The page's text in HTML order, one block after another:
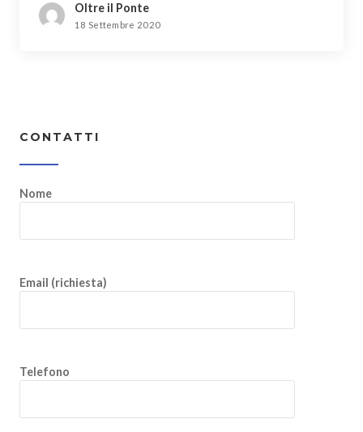
Oltre il Ponte
18 Settembre 2020
CONTATTI
Nome
Email (richiesta)
Telefono